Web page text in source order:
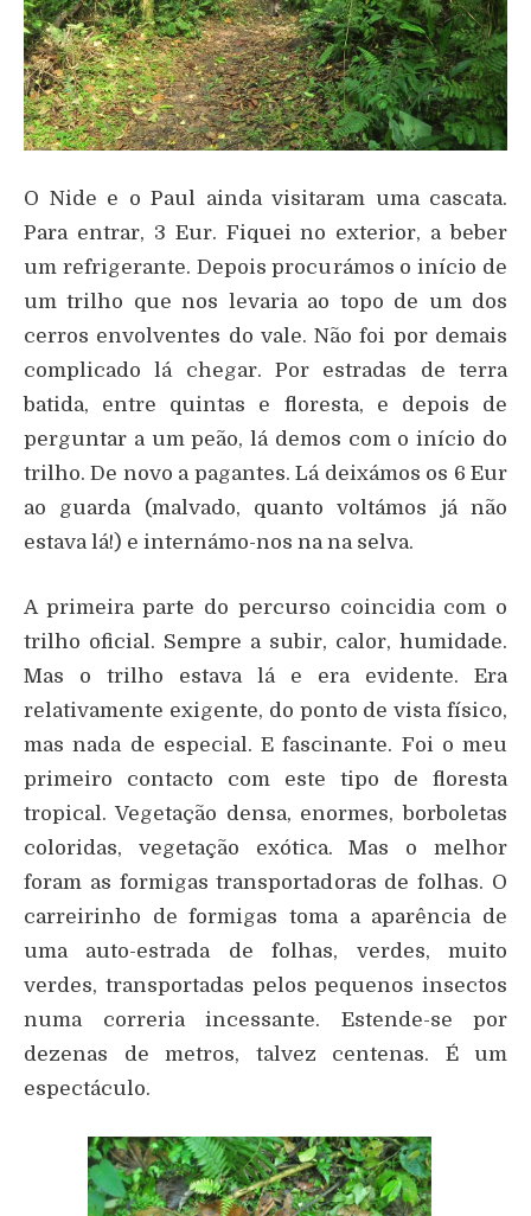
O Nide e o Paul ainda visitaram uma cascata.
Para entrar, 3 Eur. Fiquei no exterior, a beber
um refrigerante. Depois procurámos o início de
um trilho que nos levaria ao topo de um dos
cerros envolventes do vale. Não foi por demais
complicado lá chegar. Por estradas de terra
batida, entre quintas e floresta, e depois de
perguntar a um peão, lá demos com o início do
trilho. De novo a pagantes. Lá deixámos os 6 Eur
ao guarda (malvado, quanto voltámos já não
estava lá!) e internámo-nos na na selva.
A primeira parte do percurso coincidia com o
trilho oficial. Sempre a subir, calor, humidade.
Mas o trilho estava lá e era evidente. Era
relativamente exigente, do ponto de vista físico,
mas nada de especial. E fascinante. Foi o meu
primeiro contacto com este tipo de floresta
tropical. Vegetação densa, enormes, borboletas
coloridas, vegetação exótica. Mas o melhor
foram as formigas transportadoras de folhas. O
carreirinho de formigas toma a aparência de
uma auto-estrada de folhas, verdes, muito
verdes, transportadas pelos pequenos insectos
numa correria incessante. Estende-se por
dezenas de metros, talvez centenas. É um
espectáculo.